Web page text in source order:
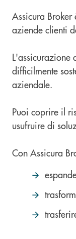
Assicura
aziende clienti
L'assicurazione
difficilmente
aziendale.
Puoi coprire il
usufruire di
Con Assicura